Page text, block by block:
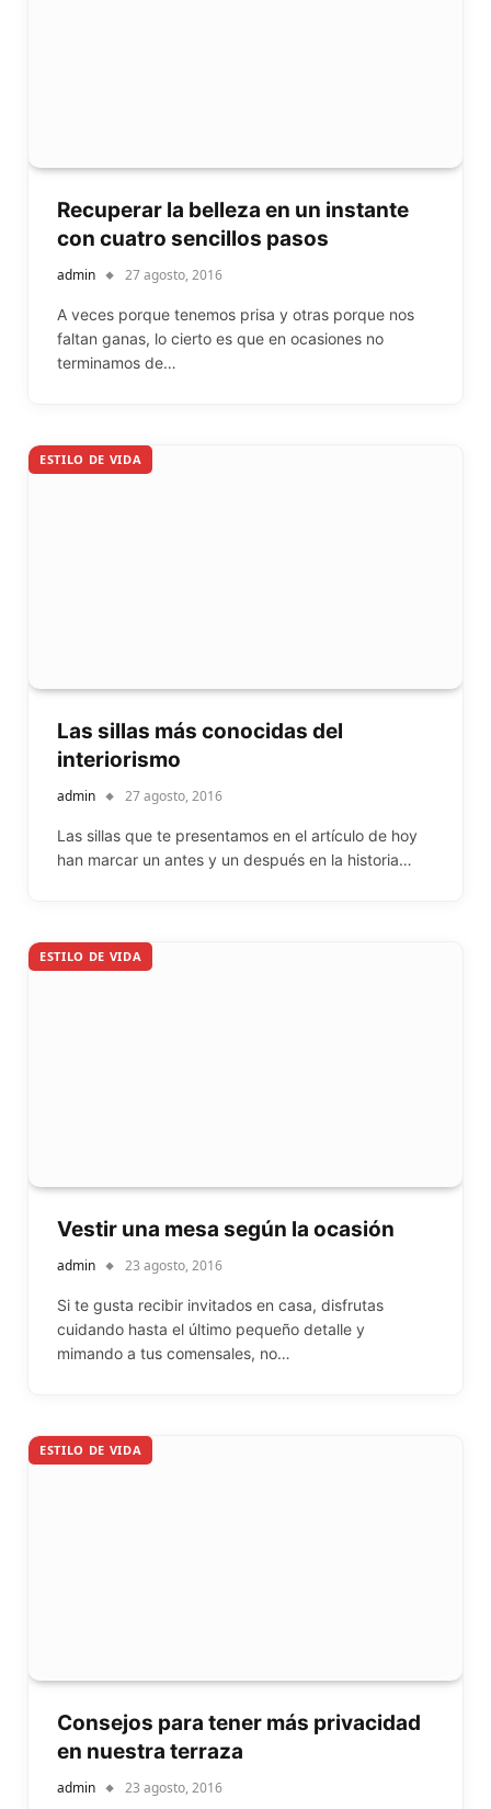
Recuperar la belleza en un instante
con cuatro sencillos pasos
admin 27 agosto, 2016
A veces porque tenemos prisa y otras porque nos
faltan ganas, lo cierto es que en ocasiones no
terminamos de…
ESTILO DE VIDA
Las sillas más conocidas del
interiorismo
admin 27 agosto, 2016
Las sillas que te presentamos en el artículo de hoy
han marcar un antes y un después en la historia…
ESTILO DE VIDA
Vestir una mesa según la ocasión
admin 23 agosto, 2016
Si te gusta recibir invitados en casa, disfrutas
cuidando hasta el último pequeño detalle y
mimando a tus comensales, no…
ESTILO DE VIDA
Consejos para tener más privacidad
en nuestra terraza
admin 23 agosto, 2016